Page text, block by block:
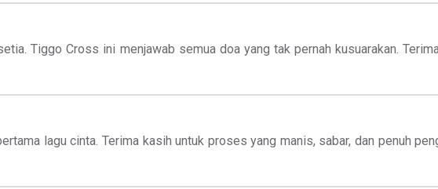
Tiggo Cross ini menjawab semua doa yang tak pernah kusuarakan.
lagu cinta. Terima kasih untuk proses yang manis, sabar, dan penuh